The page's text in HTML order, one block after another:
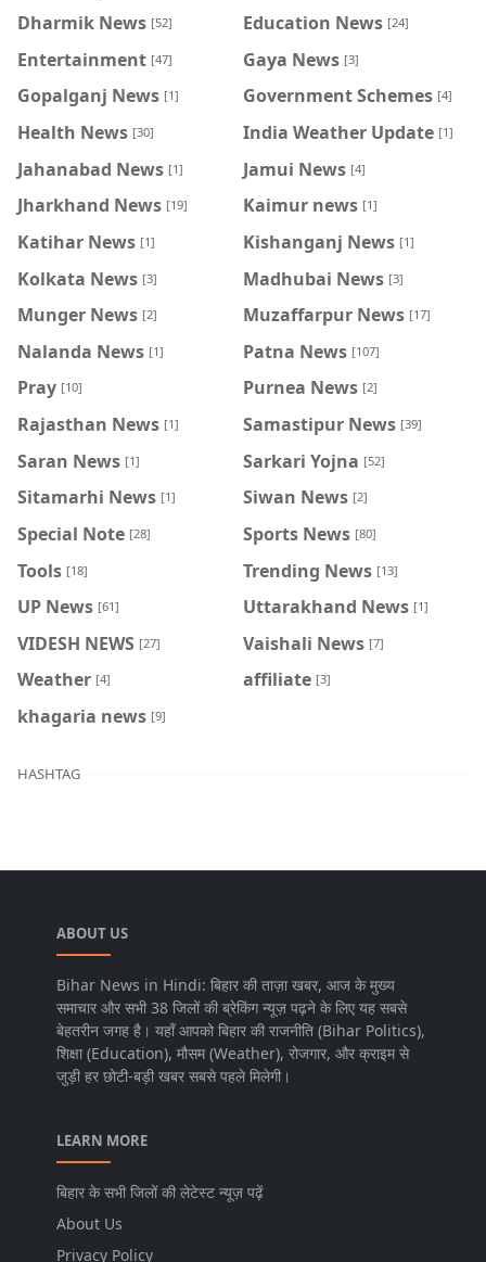
Dharmik News [52] Education News [24]
Entertainment [47] Gaya News [3]
Gopalganj News [1] Government Schemes [4]
Health News [30] India Weather Update [1]
Jahanabad News [1] Jamui News [4]
Jharkhand News [19] Kaimur news [1]
Katihar News [1] Kishanganj News [1]
Kolkata News [3] Madhubai News [3]
Munger News [2] Muzaffarpur News [17]
Nalanda News [1] Patna News [107]
Pray [10] Purnea News [2]
Rajasthan News [1] Samastipur News [39]
Saran News [1] Sarkari Yojna [52]
Sitamarhi News [1] Siwan News [2]
Special Note [28] Sports News [80]
Tools [18] Trending News [13]
UP News [61] Uttarakhand News [1]
VIDESH NEWS [27] Vaishali News [7]
Weather [4] affiliate [3]
khagaria news [9]
HASHTAG
ABOUT US
Bihar News in Hindi: बिहार की ताज़ा खबर, आज के मुख्य
समाचार और सभी 38 जिलों की ब्रेकिंग न्यूज़ पढ़ने के लिए यह सबसे
बेहतरीन जगह है। यहाँ आपको बिहार की राजनीति (Bihar Politics),
शिक्षा (Education), मौसम (Weather), रोजगार, और क्राइम से
जुड़ी हर छोटी-बड़ी खबर सबसे पहले मिलेगी।
LEARN MORE
बिहार के सभी जिलों की लेटेस्ट न्यूज़ पढ़ें
About Us
Privacy Policy